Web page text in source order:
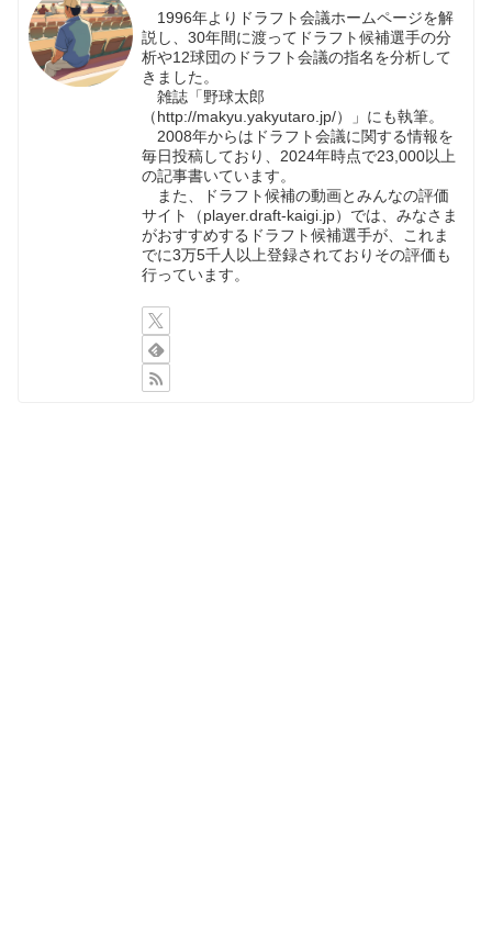
1996年よりドラフト会議ホームページを解
説し、30年間に渡ってドラフト候補選手の分
析や12球団のドラフト会議の指名を分析して
きました。
雑誌「野球太郎
（http://makyu.yakyutaro.jp/）」にも執筆。
2008年からはドラフト会議に関する情報を
毎日投稿しており、2024年時点で23,000以上
の記事書いています。
また、ドラフト候補の動画とみんなの評価
サイト（player.draft-kaigi.jp）では、みなさま
がおすすめするドラフト候補選手が、これま
でに3万5千人以上登録されておりその評価も
行っています。